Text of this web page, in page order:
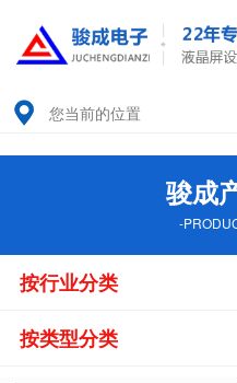
您当前的位置
骏成
-
按行业分类
按类型分类